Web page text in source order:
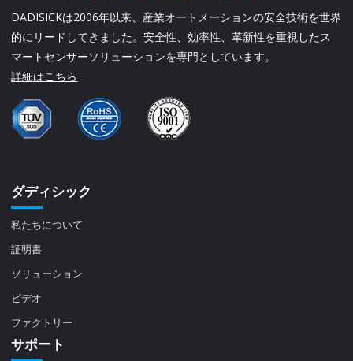
DADISICKは2006年以来、産業オートメーションの安全技術を世界
的にリードしてきました。安全性、効率性、革新性を重視したス
マートセンサーソリューションを専門としています。
詳細はこちら
ダディシック
私たちについて
証明書
ソリューション
ビデオ
ファクトリー
サポート